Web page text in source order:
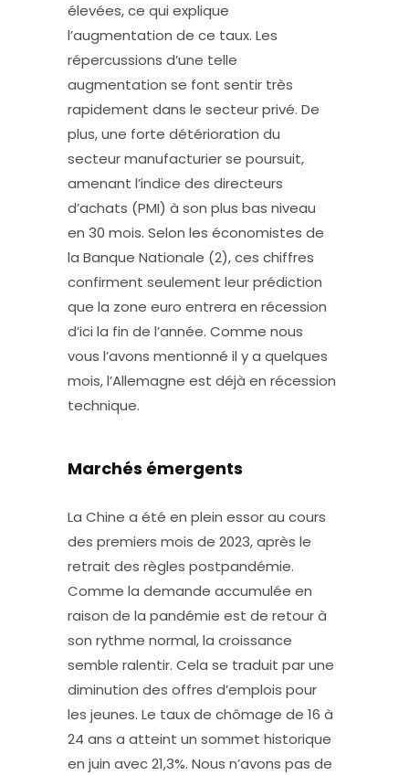
élevées, ce qui explique
l’augmentation de ce taux. Les
répercussions d’une telle
augmentation se font sentir très
rapidement dans le secteur privé. De
plus, une forte détérioration du
secteur manufacturier se poursuit,
amenant l’indice des directeurs
d’achats (PMI) à son plus bas niveau
en 30 mois. Selon les économistes de
la Banque Nationale (2), ces chiffres
confirment seulement leur prédiction
que la zone euro entrera en récession
d’ici la fin de l’année. Comme nous
vous l’avons mentionné il y a quelques
mois, l’Allemagne est déjà en récession
technique.
Marchés émergents
La Chine a été en plein essor au cours
des premiers mois de 2023, après le
retrait des règles postpandémie.
Comme la demande accumulée en
raison de la pandémie est de retour à
son rythme normal, la croissance
semble ralentir. Cela se traduit par une
diminution des offres d’emplois pour
les jeunes. Le taux de chômage de 16 à
24 ans a atteint un sommet historique
en juin avec 21,3%. Nous n’avons pas de